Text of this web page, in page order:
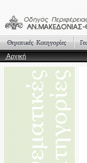
Αρχική